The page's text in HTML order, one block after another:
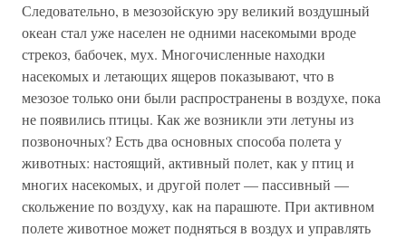
Следовательно, в мезозойскую эру великий воздушный
океан стал уже населен не одними насекомыми вроде
стрекоз, бабочек, мух. Многочисленные находки
насекомых и летающих ящеров показывают, что в
мезозое только они были распространены в воздухе, пока
не появились птицы. Как же возникли эти летуны из
позвоночных? Есть два основных способа полета у
животных: настоящий, активный полет, как у птиц и
многих насекомых, и другой полет — пассивный —
скольжение по воздуху, как на парашюте. При активном
полете животное может подняться в воздух и управлять